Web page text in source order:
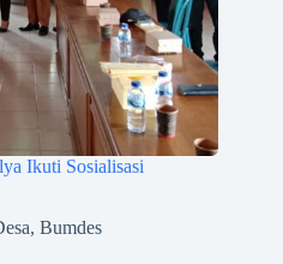
Ikuti Sosialisasi
, Bumdes